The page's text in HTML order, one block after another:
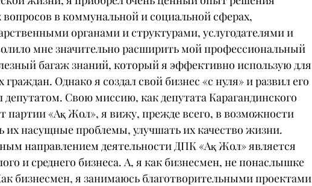
в коммунальной и социальной сферах,
органами и структурами, услугодателями и
мне значительно расширить мой профессиональный
багаж знаний, который я эффективно использую для
Однако я создал свой бизнес «с нуля» и развил его
депутатом. Свою миссию, как депутата Карагандинского
партии «Ақ Жол», я вижу, прежде всего, в возможности
их насущные проблемы, улучшать их качество жизни.
направлением деятельности ДПК «Ақ Жол» является
и среднего бизнеса. А, я как бизнесмен, не понаслышке
бизнесмен, я занимаюсь благотворительными проектами